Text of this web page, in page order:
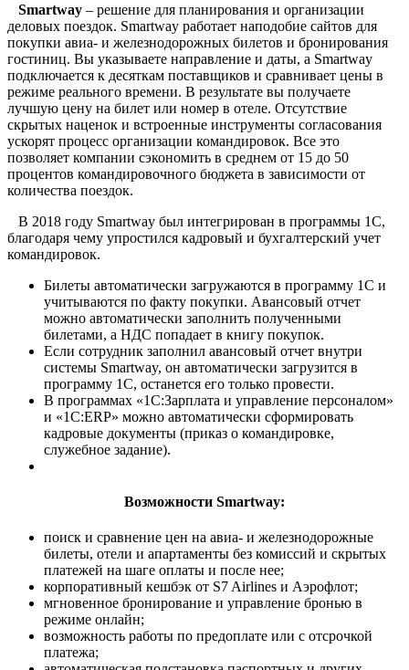
Smartway – решение для планирования и организации
деловых поездок. Smartway работает наподобие сайтов для
покупки авиа- и железнодорожных билетов и бронирования
гостиниц. Вы указываете направление и даты, а Smartway
подключается к десяткам поставщиков и сравнивает цены в
режиме реального времени. В результате вы получаете
лучшую цену на билет или номер в отеле. Отсутствие
скрытых наценок и встроенные инструменты согласования
ускорят процесс организации командировок. Все это
позволяет компании сэкономить в среднем от 15 до 50
процентов командировочного бюджета в зависимости от
количества поездок.
В 2018 году Smartway был интегрирован в программы 1С,
благодаря чему упростился кадровый и бухгалтерский учет
командировок.
Билеты автоматически загружаются в программу 1С и
учитываются по факту покупки. Авансовый отчет
можно автоматически заполнить полученными
билетами, а НДС попадает в книгу покупок.
Если сотрудник заполнил авансовый отчет внутри
системы Smartway, он автоматически загрузится в
программу 1C, останется его только провести.
В программах «1С:Зарплата и управление персоналом»
и «1С:ERP» можно автоматически сформировать
кадровые документы (приказ о командировке,
служебное задание).
Возможности Smartway:
поиск и сравнение цен на авиа- и железнодорожные
билеты, отели и апартаменты без комиссий и скрытых
платежей на шаге оплаты и после нее;
корпоративный кешбэк от S7 Airlines и Аэрофлот;
мгновенное бронирование и управление бронью в
режиме онлайн;
возможность работы по предоплате или с отсрочкой
платежа;